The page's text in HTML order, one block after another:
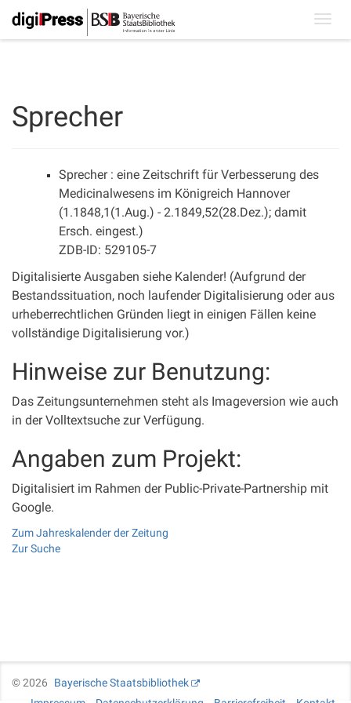
Sprecher
Sprecher : eine Zeitschrift für Verbesserung des
Medicinalwesens im Königreich Hannover
(1.1848,1(1.Aug.) - 2.1849,52(28.Dez.); damit
Ersch. eingest.)
ZDB-ID: 529105-7
Digitalisierte Ausgaben siehe Kalender! (Aufgrund der
Bestandssituation, noch laufender Digitalisierung oder aus
urheberrechtlichen Gründen liegt in einigen Fällen keine
vollständige Digitalisierung vor.)
Hinweise zur Benutzung:
Das Zeitungsunternehmen steht als Imageversion wie auch
in der Volltextsuche zur Verfügung.
Angaben zum Projekt:
Digitalisiert im Rahmen der Public-Private-Partnership mit
Google.
Zum Jahreskalender der Zeitung
Zur Suche
©2026
Bayerische Staatsbibliothek